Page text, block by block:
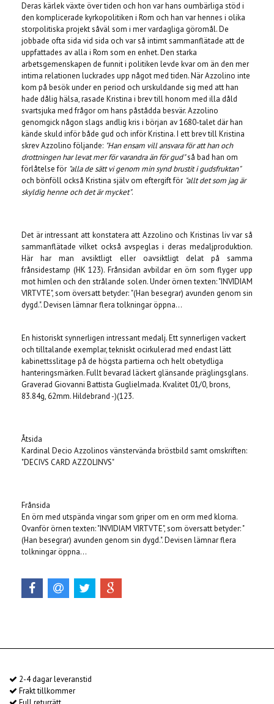
Deras kärlek växte över tiden och hon var hans oumbärliga stöd i
den komplicerade kyrkopolitiken i Rom och han var hennes i olika
storpolitiska projekt såväl som i mer vardagliga göromål. De
jobbade ofta sida vid sida och var så intimt sammanflätade att de
uppfattades av alla i Rom som en enhet. Den starka
arbetsgemenskapen de funnit i politiken levde kvar om än den mer
intima relationen luckrades upp något med tiden. När Azzolino inte
kom på besök under en period och urskuldande sig med att han
hade dålig hälsa, rasade Kristina i brev till honom med illa dåld
svartsjuka med frågor om hans påstådda besvär. Azzolino
genomgick någon slags andlig kris i början av 1680-talet där han
kände skuld inför både gud och inför Kristina. I ett brev till Kristina
skrev Azzolino följande: "Han ensam vill ansvara för att han och
drottningen har levat mer för varandra än för gud"så bad han om
förlåtelse för "alla de sätt vi genom min synd brustit i gudsfruktan"
och bönföll också Kristina själv om eftergift för "allt det som jag är
skyldig henne och det är mycket".
Det är intressant att konstatera att Azzolino och Kristinas liv var så
sammanflätade vilket också avspeglas i deras medaljproduktion.
Här har man avsiktligt eller oavsiktligt delat på samma
frånsidestamp (HK 123). Frånsidan avbildar en örn som flyger upp
mot himlen och den strålande solen. Under örnen texten: "INVIDIAM
VIRTVTE", som översatt betyder: "(Han besegrar) avunden genom sin
dygd.". Devisen lämnar flera tolkningar öppna...
En historiskt synnerligen intressant medalj. Ett synnerligen vackert
och tilltalande exemplar, tekniskt ocirkulerad med endast lätt
kabinettsslitage på de högsta partierna och helt obetydliga
hanteringsmärken. Fullt bevarad läckert glänsande präglingsglans.
Graverad Giovanni Battista Guglielmada. Kvalitet 01/0, brons,
83.84g, 62mm. Hildebrand -)(123.
Åtsida
Kardinal Decio Azzolinos vänstervända bröstbild samt omskriften:
"DECIVS CARD AZZOLINVS"
Frånsida
En örn med utspända vingar som griper om en orm med klorna.
Ovanför örnen texten: "INVIDIAM VIRTVTE", som översatt betyder: "
(Han besegrar) avunden genom sin dygd.". Devisen lämnar flera
tolkningar öppna...
2-4 dagar leveranstid
Frakt tillkommer